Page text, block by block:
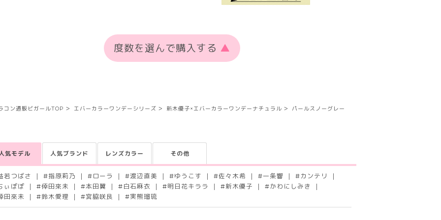
度数を選んで購入する ▲
コン通販ビガールTOP エバーカラーワンデーシリーズ 新木優子×エバーカラーワンデーナチュラル パールスノーグレー
気モデル 人気ブランド レンズカラー その他
若つばさ #指原莉乃 # ローラ #渡辺直美 #ゆうこす #佐々木希 #一条響 # カンテリ
ぃぽぽ #倖田來未 #本田翼 # 白石麻衣 #明日花キララ #新木優子 #かわにしみき
田來未 #鈴木愛理 #宮脇咲良 #実熊瑠琉